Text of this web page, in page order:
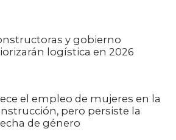
y gobierno
logística en 2026
el empleo de mujeres en la
pero persiste la
de género